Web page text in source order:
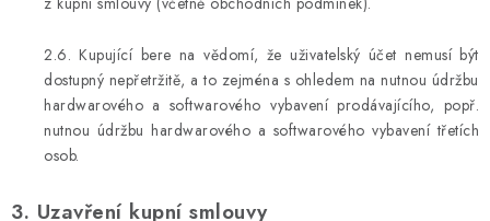
2.6. Kupující bere na vědomí, že uživatelský účet nemusí být
dostupný nepřetržitě, a to zejména s ohledem na nutnou údržbu
hardwarového a softwarového vybavení prodávajícího, popř.
nutnou údržbu hardwarového a softwarového vybavení třetích
osob.
3. Uzavření kupní smlouvy